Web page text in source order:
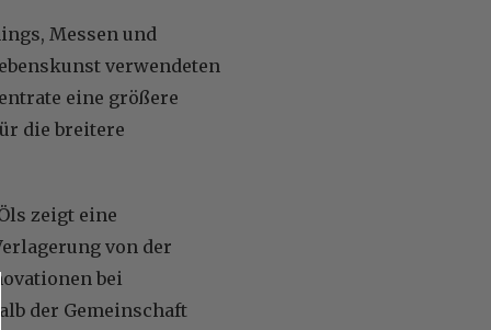
Messen und
verwendeten
eine größere
die breitere
zeigt eine
von der
bei
der Gemeinschaft